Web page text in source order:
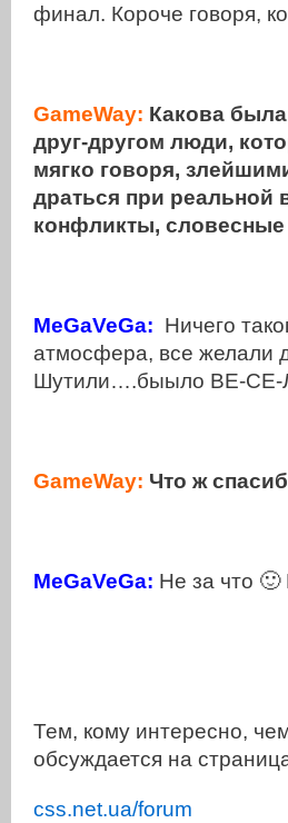
финал. Короче говоря,
GameWay: Какова
друг-другом люди,
мягко говоря,
драться при реальной
конфликты, словесные
MeGaVeGa: Ничего
атмосфера, все желали
Шутили….быыло ВЕ-СЕ-
GameWay: Что ж
MeGaVeGa: Не за что
Тем, кому интересно,
обсуждается на
сss.net.ua/forum